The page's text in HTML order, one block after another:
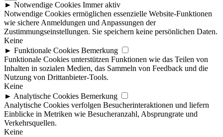
► Notwendige Cookies Immer aktiv
Notwendige Cookies ermöglichen essenzielle Website-Funktionen
wie sichere Anmeldungen und Anpassungen der
Zustimmungseinstellungen. Sie speichern keine persönlichen Daten.
Keine
► Funktionale Cookies Bemerkung
Funktionale Cookies unterstützen Funktionen wie das Teilen von
Inhalten in sozialen Medien, das Sammeln von Feedback und die
Nutzung von Drittanbieter-Tools.
Keine
► Analytische Cookies Bemerkung
Analytische Cookies verfolgen Besucherinteraktionen und liefern
Einblicke in Metriken wie Besucheranzahl, Absprungrate und
Verkehrsquellen.
Keine